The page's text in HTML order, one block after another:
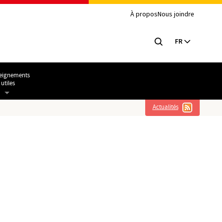
À proposNous joindre
FR
utiles
Actualités